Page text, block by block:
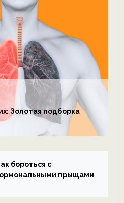
Золотая подборка
бороться с
прыщами